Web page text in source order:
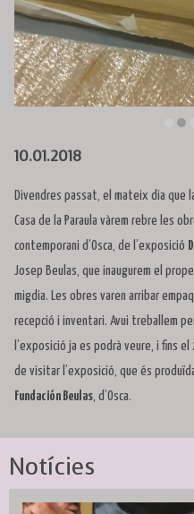
10.01.2018
Divendres passat, el mateix dia que
Casa de la Paraula vàrem rebre les
contemporani d’Osca, de l’exposició
Josep Beulas, que inaugurem el
migdia. Les obres varen arribar
recepció i inventari. Avui treballem
l’exposició ja es podrà veure, i fins
de visitar l’exposició, que és
Fundación Beulas, d’Osca.
Notícies